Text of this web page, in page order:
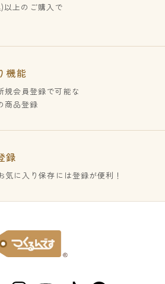
以上のご購入で
機能
規会員登録で可能な
商品登録
録
気に入り保存には登録が便利！